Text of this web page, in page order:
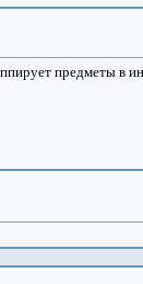
предметы в